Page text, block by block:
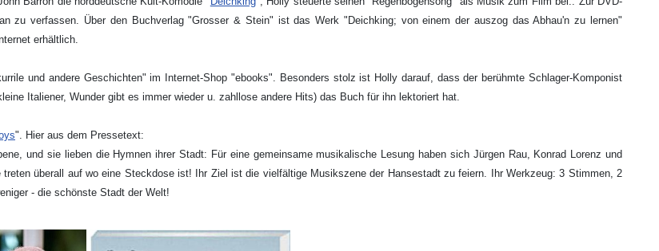
zu verfassen. Über den Buchverlag "Grosser & Stein" ist das Werk "Deichking; von einem der auszog das Abhau'n zu lernen"
erhältlich.
und andere Geschichten" im Internet-Shop "ebooks". Besonders stolz ist Holly darauf, dass der berühmte Schlager-Komponist
Italiener, Wunder gibt es immer wieder u. zahllose andere Hits) das Buch für ihn lektoriert hat.
". Hier aus dem Pressetext:
und sie lieben die Hymnen ihrer Stadt: Für eine gemeinsame musikalische Lesung haben sich Jürgen Rau, Konrad Lorenz und
überall auf wo eine Steckdose ist! Ihr Ziel ist die vielfältige Musikszene der Hansestadt zu feiern. Ihr Werkzeug: 3 Stimmen, 2
- die schönste Stadt der Welt!